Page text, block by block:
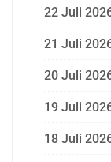
22 Juli
21 Juli
20 Juli
19 Juli
18 Juli